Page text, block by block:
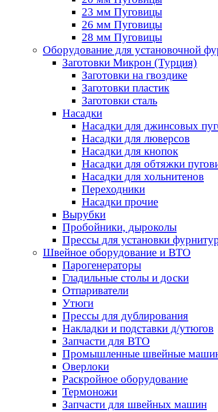
23 мм Пуговицы
26 мм Пуговицы
28 мм Пуговицы
Оборудование для установочной
Заготовки Микрон (Турция)
Заготовки на гвоздике
Заготовки пластик
Заготовки сталь
Насадки
Насадки для джинсовых
Насадки для люверсов
Насадки для кнопок
Насадки для обтяжки
Насадки для хольнитенов
Переходники
Насадки прочие
Вырубки
Пробойники, дыроколы
Прессы для установки
Швейное оборудование и ВТО
Парогенераторы
Гладильные столы и доски
Отпариватели
Утюги
Прессы для дублирования
Накладки и подставки д/утюгов
Запчасти для ВТО
Промышленные швейные
Оверлоки
Раскройное оборудование
Термоножи
Запчасти для швейных машин